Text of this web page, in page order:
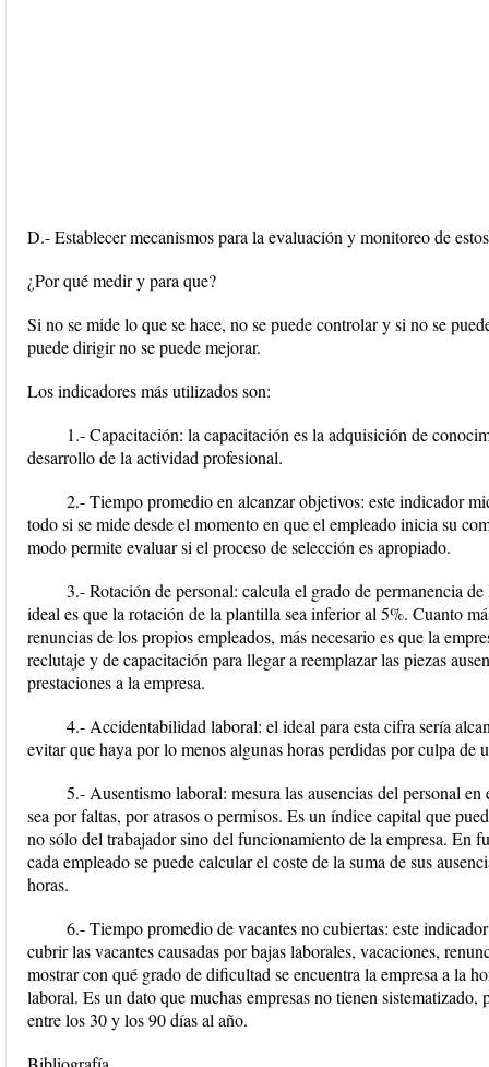
D.- Establecer mecanismos para la evaluación y monitoreo de
¿Por qué medir y para que?
Si no se mide lo que se hace, no se puede controlar y si no se
puede dirigir no se puede mejorar.
Los indicadores más utilizados son:
1.- Capacitación: la capacitación es la adquisición de
desarrollo de la actividad profesional.
2.- Tiempo promedio en alcanzar objetivos: este indicador
todo si se mide desde el momento en que el empleado inicia su
modo permite evaluar si el proceso de selección es apropiado.
3.- Rotación de personal: calcula el grado de permanencia
ideal es que la rotación de la plantilla sea inferior al 5%. Cuanto
renuncias de los propios empleados, más necesario es que la
reclutaje y de capacitación para llegar a reemplazar las piezas
prestaciones a la empresa.
4.- Accidentabilidad laboral: el ideal para esta cifra sería
evitar que haya por lo menos algunas horas perdidas por culpa de
5.- Ausentismo laboral: mesura las ausencias del personal
sea por faltas, por atrasos o permisos. Es un índice capital que
no sólo del trabajador sino del funcionamiento de la empresa. En
cada empleado se puede calcular el coste de la suma de sus
horas.
6.- Tiempo promedio de vacantes no cubiertas: este
cubrir las vacantes causadas por bajas laborales, vacaciones,
mostrar con qué grado de dificultad se encuentra la empresa a la
laboral. Es un dato que muchas empresas no tienen
entre los 30 y los 90 días al año.